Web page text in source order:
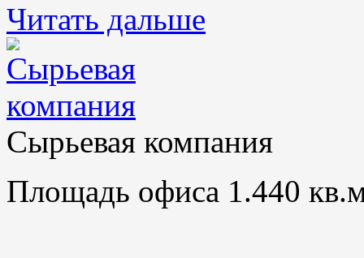
Читать дальше
Сырьевая компания
Площадь офиса 1.440